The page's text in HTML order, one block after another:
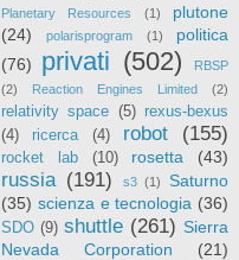
Planetary Resources (1)
plutone
(24)
polarisprogram (1)
politica
(76)
privati (502)
RBSP
(2)
Reaction Engines Limited (2)
relativity space (5) rexus-bexus
(4)
ricerca (4) robot (155)
rocket lab (10) rosetta (43)
russia (191) s3 (1)
Saturno
(35) scienza e tecnologia (36)
SDO (9) shuttle (261) Sierra
Nevada Corporation
(21)